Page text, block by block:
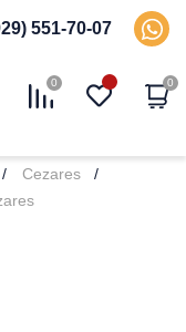
551-70-07
0 0
Cezares